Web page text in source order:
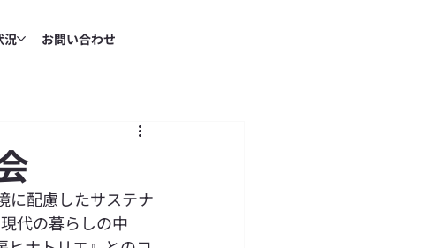
況 お問い合わせ
に配慮したサステナ
代の暮らしの中